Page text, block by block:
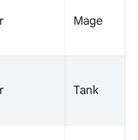
Mage
Tank